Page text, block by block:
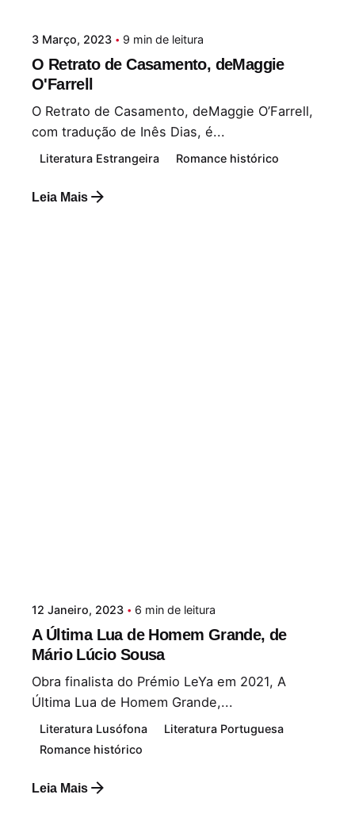
3 Março, 2023 9 min de leitura
O Retrato de Casamento, deMaggie
O'Farrell
O Retrato de Casamento, deMaggie O’Farrell,
com tradução de Inês Dias, é...
Literatura Estrangeira Romance histórico
Leia Mais
12 Janeiro, 2023 6 min de leitura
A Última Lua de Homem Grande, de
Mário Lúcio Sousa
Obra finalista do Prémio LeYa em 2021, A
Última Lua de Homem Grande,...
Literatura Lusófona
Literatura Portuguesa
Romance histórico
Leia Mais